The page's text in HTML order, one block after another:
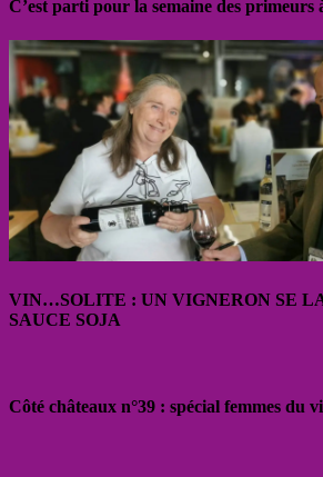
C’est parti pour la semaine des primeurs
VIN…SOLITE : UN VIGNERON SE
SAUCE SOJA
Côté châteaux n°39 : spécial femmes du